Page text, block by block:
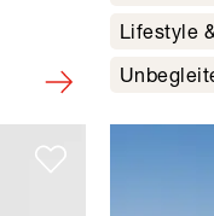
Lifestyle